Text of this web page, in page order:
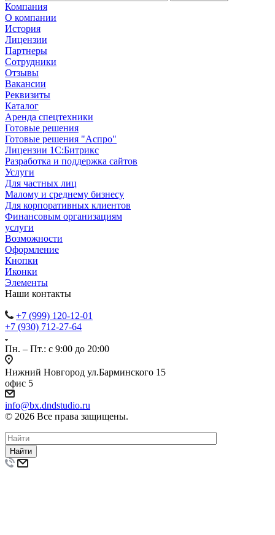
Компания
О компании
История
Лицензии
Партнеры
Сотрудники
Отзывы
Вакансии
Реквизиты
Каталог
Аренда спецтехники
Готовые решения
Готовые решения "Аспро"
Лицензии 1С:Битрикс
Разработка и поддержка сайтов
Услуги
Для частных лиц
Малому и среднему бизнесу
Для корпоративных клиентов
Финансовым организациям
услуги
Возможности
Оформление
Кнопки
Иконки
Элементы
Наши контакты
+7 (999) 120-12-01
+7 (930) 712-27-64
Пн. – Пт.: с 9:00 до 20:00
Нижний Новгород ул.Барминского 15
офис 5
info@bx.dndstudio.ru
© 2026 Все права защищены.
Найти